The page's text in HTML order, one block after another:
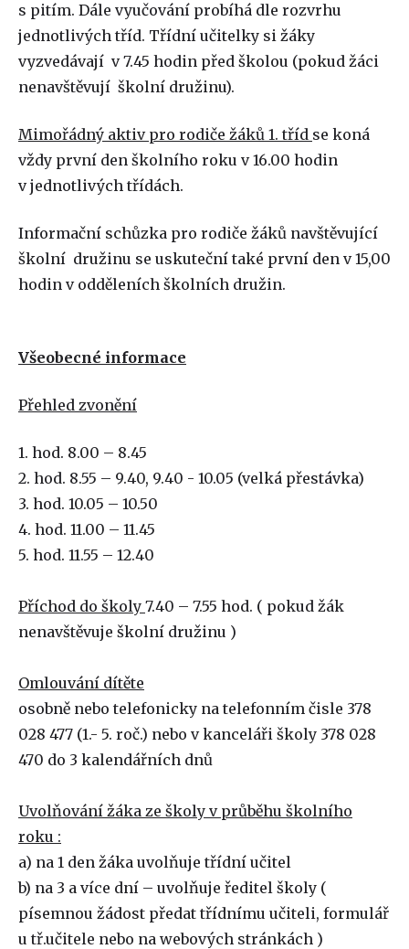
s pitím. Dále vyučování probíhá dle rozvrhu
jednotlivých tříd. Třídní učitelky si žáky
vyzvedávají v 7.45 hodin před školou (pokud žáci
nenavštěvují školní družinu).
Mimořádný aktiv pro rodiče žáků 1. tříd se koná
vždy první den školního roku v 16.00 hodin
v jednotlivých třídách.
Informační schůzka pro rodiče žáků navštěvující
školní družinu se uskuteční také první den v 15,00
hodin v odděleních školních družin.
Všeobecné informace
Přehled zvonění
1. hod. 8.00 – 8.45
2. hod. 8.55 – 9.40, 9.40 - 10.05 (velká přestávka)
3. hod. 10.05 – 10.50
4. hod. 11.00 – 11.45
5. hod. 11.55 – 12.40
Příchod do školy 7.40 – 7.55 hod. ( pokud žák
nenavštěvuje školní družinu )
Omlouvání dítěte
osobně nebo telefonicky na telefonním čisle 378
028 477 (1.- 5. roč.) nebo v kanceláři školy 378 028
470 do 3 kalendářních dnů
Uvolňování žáka ze školy v průběhu školního
roku :
a) na 1 den žáka uvolňuje třídní učitel
b) na 3 a více dní – uvolňuje ředitel školy (
písemnou žádost předat třídnímu učiteli, formulář
u tř.učitele nebo na webových stránkách )